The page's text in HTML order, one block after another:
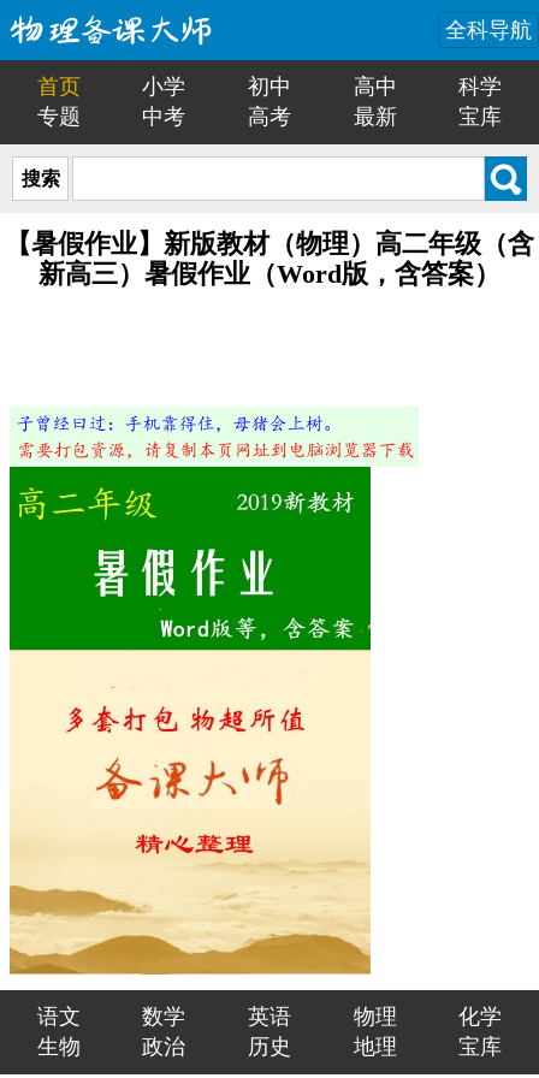
全科导航
首页 小学 初中 高中
科学
专题
中考 高考 最新 宝库
搜索
【暑假作业】新版教材（物理）高二年级（含
新高三）暑假作业（Word版，含答案）
语文 数学 英语 物理
化学
生物
政治 历史 地理 宝库